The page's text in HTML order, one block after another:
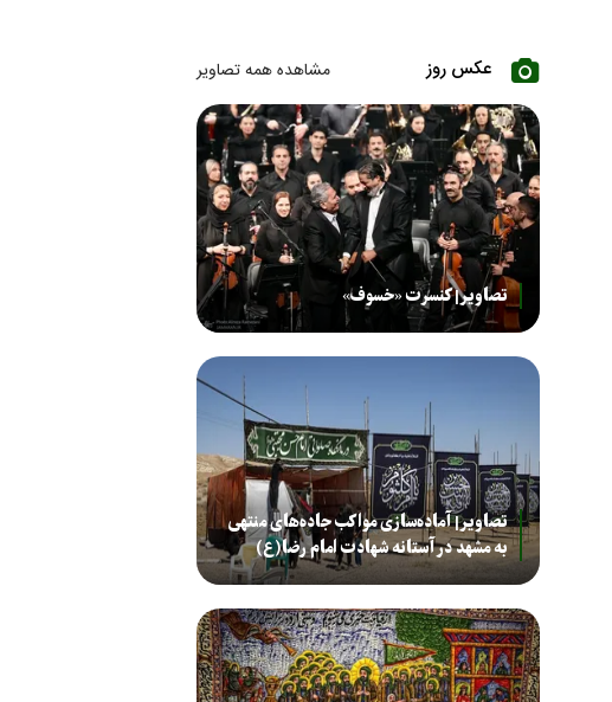
عکس روز مشاهده همه تصاویر
تصاویر| کنسرت «خسوف»
تصاویر| آماده‌سازی مواکب جاده‌های منتهی
به مشهد در آستانه شهادت امام رضا(ع)